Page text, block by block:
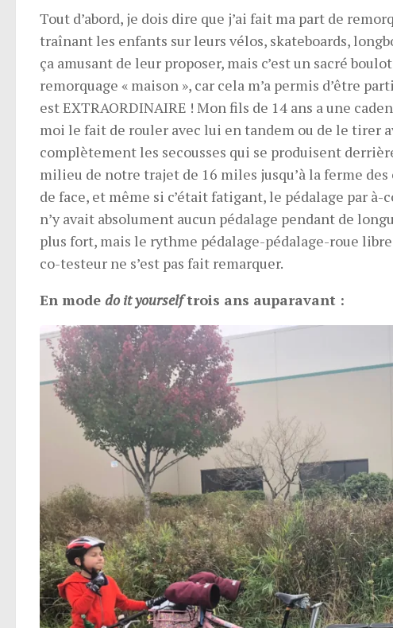
Tout d’abord, je dois dire que j’ai fait ma part de
traînant les enfants sur leurs vélos, skateboards,
ça amusant de leur proposer, mais c’est un sacré
remorquage « maison », car cela m’a permis d’être
est EXTRAORDINAIRE ! Mon fils de 14 ans a une
moi le fait de rouler avec lui en tandem ou de le tirer
complètement les secousses qui se produisent
milieu de notre trajet de 16 miles jusqu’à la ferme
de face, et même si c’était fatigant, le pédalage par
n’y avait absolument aucun pédalage pendant de
plus fort, mais le rythme pédalage-pédalage-roue
co-testeur ne s’est pas fait remarquer.
En mode do it yourselftrois ans auparavant :